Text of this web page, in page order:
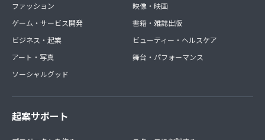
ファッション
ゲーム・サービス開発
ビジネス・起業
アート・写真
ソーシャルグッド
映像・映画
書籍・雑誌出版
ビューティー・ヘルスケア
舞台・パフォーマンス
起案サポート